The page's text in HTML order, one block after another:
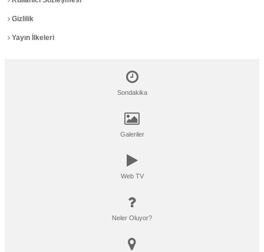
Gizlilik
Yayın İlkeleri
Sondakika
Galeriler
Web TV
Neler Oluyor?